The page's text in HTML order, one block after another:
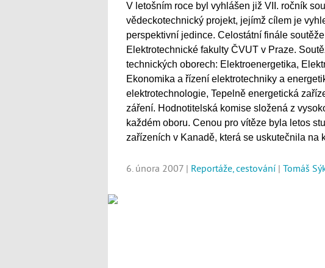
V letošním roce byl vyhlášen již VII. ročník
vědeckotechnický projekt, jejímž cílem je
perspektivní jedince. Celostátní finále
Elektrotechnické fakulty ČVUT v Praze.
technických oborech: Elektroenergetika,
Ekonomika a řízení elektrotechniky a
elektrotechnologie, Tepelně energetická
záření. Hodnotitelská komise složená z
každém oboru. Cenou pro vítěze byla letos
zařízeních v Kanadě, která se uskutečnila na
6. února 2007 | Reportáže, cestování | Tomáš